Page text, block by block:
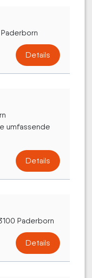
Details
umfassende
Details
Paderborn
Details